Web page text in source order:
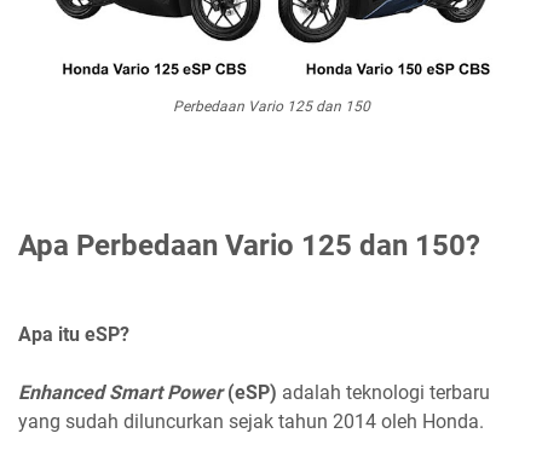
Perbedaan Vario 125 dan 150
Apa Perbedaan Vario 125 dan 150?
Apa itu eSP?
Enhanced Smart Power(eSP) adalah teknologi terbaru
yang sudah diluncurkan sejak tahun 2014 oleh Honda.